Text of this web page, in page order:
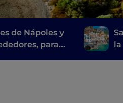
de Nápoles y
para